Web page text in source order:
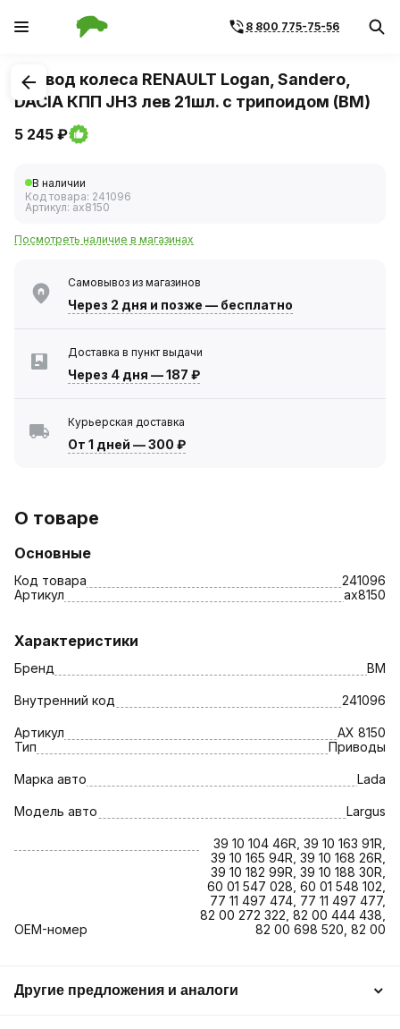
8 800 775-75-56
1/1
Привод колеса RENAULT Logan, Sandero,
DACIA КПП JH3 лев 21шл. с трипоидом (BM)
5 245 ₽
В наличии
Код товара: 241096
Артикул: ax8150
Посмотреть наличие в магазинах
Самовывоз из магазинов
Через 2 дня и позже — бесплатно
Доставка в пункт выдачи
Через 4 дня —187 ₽
Курьерская доставка
От 1 дней —300 ₽
О товаре
Основные
Код товара
241096
Артикул
ax8150
Характеристики
Бренд BM
Внутренний код 241096
Артикул
AX 8150
Тип
Приводы
Марка авто Lada
Модель авто Largus
OEM-номер
39 10 104 46R, 39 10 163 91R,
39 10 165 94R, 39 10 168 26R,
39 10 182 99R, 39 10 188 30R,
60 01 547 028, 60 01 548 102,
77 11 497 474, 77 11 497 477,
82 00 272 322, 82 00 444 438,
82 00 698 520, 82 00
Другие предложения и аналоги